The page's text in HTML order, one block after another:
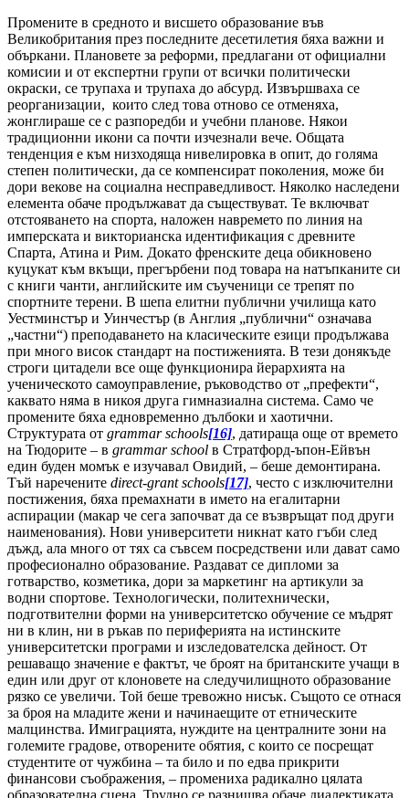
Промените в средното и висшето образование във
Великобритания през последните десетилетия бяха важни и
объркани. Плановете за реформи, предлагани от официални
комисии и от експертни групи от всички политически
окраски, се трупаха и трупаха до абсурд. Извършваха се
реорганизации, които след това отново се отменяха,
жонглираше се с разпоредби и учебни планове. Някои
традиционни икони са почти изчезнали вече. Общата
тенденция е към низходяща нивелировка в опит, до голяма
степен политически, да се компенсират поколения, може би
дори векове на социална несправедливост. Няколко наследени
елемента обаче продължават да съществуват. Те включват
отстояването на спорта, наложен навремето по линия на
имперската и викторианска идентификация с древните
Спарта, Атина и Рим. Докато френските деца обикновено
куцукат към вкъщи, прегърбени под товара на натъпканите си
с книги чанти, английските им съученици се трепят по
спортните терени. В шепа елитни публични училища като
Уестминстър и Уинчестър (в Англия „публични“ означава
„частни“) преподаването на класическите езици продължава
при много висок стандарт на постиженията. В тези донякъде
строги цитадели все още функционира йерархията на
ученическото самоуправление, ръководство от „префекти“,
каквато няма в никоя друга гимназиална система. Само че
промените бяха едновременно дълбоки и хаотични.
Структурата от grammar schools[16], датираща още от времето
на Тюдорите – в grammar school в Стратфорд-ъпон-Ейвън
един буден момък е изучавал Овидий, – беше демонтирана.
Тъй наречените direct-grant schools[17], често с изключителни
постижения, бяха премахнати в името на егалитарни
аспирации (макар че сега започват да се възвръщат под други
наименования). Нови университети никнат като гъби след
дъжд, ала много от тях са съвсем посредствени или дават само
професионално образование. Раздават се дипломи за
готварство, козметика, дори за маркетинг на артикули за
водни спортове. Технологически, политехнически,
подготвителни форми на университетско обучение се мъдрят
ни в клин, ни в ръкав по периферията на истинските
университетски програми и изследователска дейност. От
решаващо значение е фактът, че броят на британските учащи в
един или друг от клоновете на следучилищното образование
рязко се увеличи. Той беше тревожно нисък. Същото се отнася
за броя на младите жени и начинаещите от етническите
малцинства. Имиграцията, нуждите на централните зони на
големите градове, отворените обятия, с които се посрещат
студентите от чужбина – та било и по едва прикрити
финансови съображения, – промениха радикално цялата
образователна сцена. Трудно се разнищва обаче диалектиката